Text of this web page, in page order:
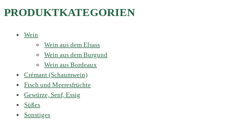
PRODUKTKATEGORIEN
Wein
Wein aus dem Elsass
Wein aus dem Burgund
Wein aus Bordeaux
Crémant (Schaumwein)
Fisch und Meeresfrüchte
Gewürze, Senf, Essig
Süßes
Sonstiges